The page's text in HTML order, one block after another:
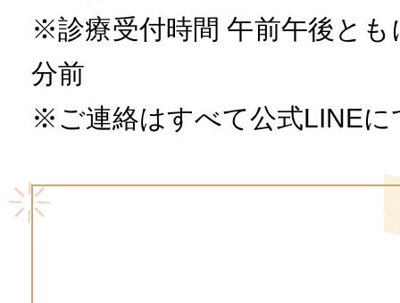
※診療受付時間 午前午後とも
分前
※ご連絡はすべて公式LINEに